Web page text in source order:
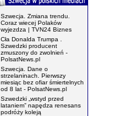
Szwecja. Zmiana trendu.
Coraz wiecej Polaków
wyjezdza | TVN24 Biznes
Cła Donalda Trumpa .
Szwedzki producent
zmuszony do zwolnień -
PolsatNews.pl
Szwecja. Dane o
strzelaninach. Pierwszy
miesiąc bez ofiar śmiertelnych
od 8 lat - PolsatNews.pl
Szwedzki „wstyd przed
lataniem” napędza renesans
podróży koleją